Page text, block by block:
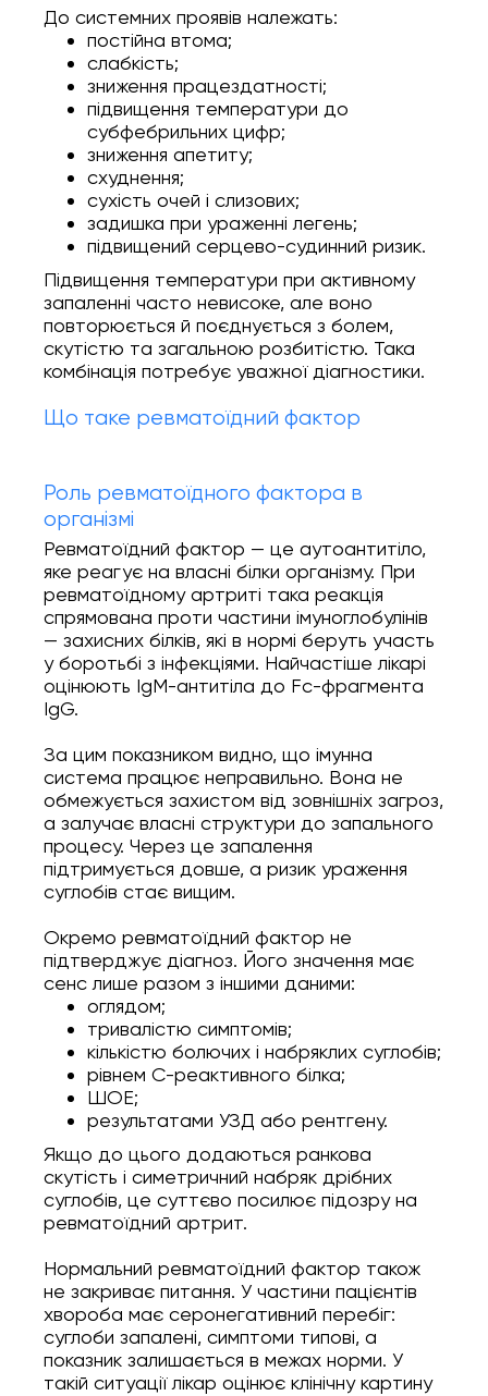
До системних проявів належать:
постійна втома;
слабкість;
зниження працездатності;
підвищення температури до
субфебрильних цифр;
зниження апетиту;
схуднення;
сухість очей і слизових;
задишка при ураженні легень;
підвищений серцево-судинний ризик.
Підвищення температури при активному
запаленні часто невисоке, але воно
повторюється й поєднується з болем,
скутістю та загальною розбитістю. Така
комбінація потребує уважної діагностики.
Що таке ревматоїдний фактор
Роль ревматоїдного фактора в
організмі
Ревматоїдний фактор — це аутоантитіло,
яке реагує на власні білки організму. При
ревматоїдному артриті така реакція
спрямована проти частини імуноглобулінів
— захисних білків, які в нормі беруть участь
у боротьбі з інфекціями. Найчастіше лікарі
оцінюють IgM-антитіла до Fc-фрагмента
IgG.
За цим показником видно, що імунна
система працює неправильно. Вона не
обмежується захистом від зовнішніх загроз,
а залучає власні структури до запального
процесу. Через це запалення
підтримується довше, а ризик ураження
суглобів стає вищим.
Окремо ревматоїдний фактор не
підтверджує діагноз. Його значення має
сенс лише разом з іншими даними:
оглядом;
тривалістю симптомів;
кількістю болючих і набряклих суглобів;
рівнем С-реактивного білка;
ШОЕ;
результатами УЗД або рентгену.
Якщо до цього додаються ранкова
скутість і симетричний набряк дрібних
суглобів, це суттєво посилює підозру на
ревматоїдний артрит.
Нормальний ревматоїдний фактор також
не закриває питання. У частини пацієнтів
хвороба має серонегативний перебіг:
суглоби запалені, симптоми типові, а
показник залишається в межах норми. У
такій ситуації лікар оцінює клінічну картину